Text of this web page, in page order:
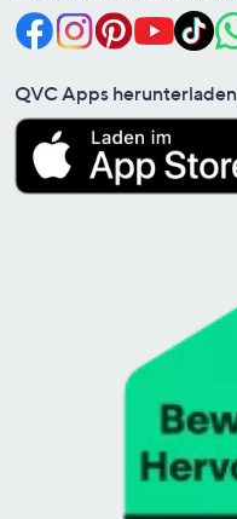
QVC Apps herunterladen